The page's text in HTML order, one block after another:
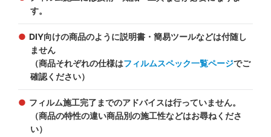
す。
DIY向けの商品のように説明書・簡易ツールなどは付随し
ません
（商品それぞれの仕様はフィルムスペック一覧ページでご
確認ください）
フィルム施工完了までのアドバイスは行っていません。
（商品の特性の違い商品別の施工性などはお尋ねくださ
い）